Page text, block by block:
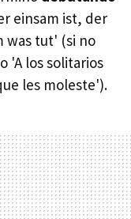
einsam ist, der
was tut' (si no
'A los solitarios
les moleste').